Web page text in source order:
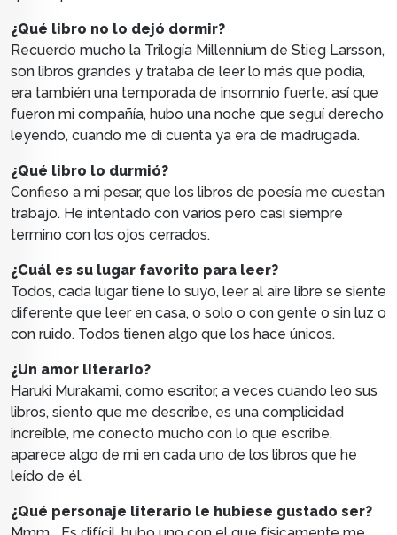
¿Qué libro no lo dejó dormir?
Recuerdo mucho la Trilogía Millennium de Stieg Larsson,
son libros grandes y trataba de leer lo más que podía,
era también una temporada de insomnio fuerte, así que
fueron mi compañía, hubo una noche que seguí derecho
leyendo, cuando me di cuenta ya era de madrugada.
¿Qué libro lo durmió?
Confieso a mi pesar, que los libros de poesía me cuestan
trabajo. He intentado con varios pero casi siempre
termino con los ojos cerrados.
¿Cuál es su lugar favorito para leer?
Todos, cada lugar tiene lo suyo, leer al aire libre se siente
diferente que leer en casa, o solo o con gente o sin luz o
con ruido. Todos tienen algo que los hace únicos.
¿Un amor literario?
Haruki Murakami, como escritor, a veces cuando leo sus
libros, siento que me describe, es una complicidad
increíble, me conecto mucho con lo que escribe,
aparece algo de mi en cada uno de los libros que he
leído de él.
¿Qué personaje literario le hubiese gustado ser?